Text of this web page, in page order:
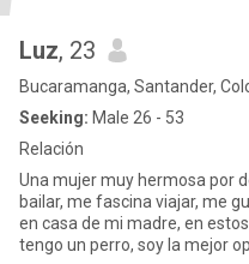
Luz, 23
Bucaramanga, Santander,
Seeking: Male 26 - 53
Relación
Una mujer muy hermosa por
bailar, me fascina viajar, me
en casa de mi madre, en
tengo un perro, soy la mejor